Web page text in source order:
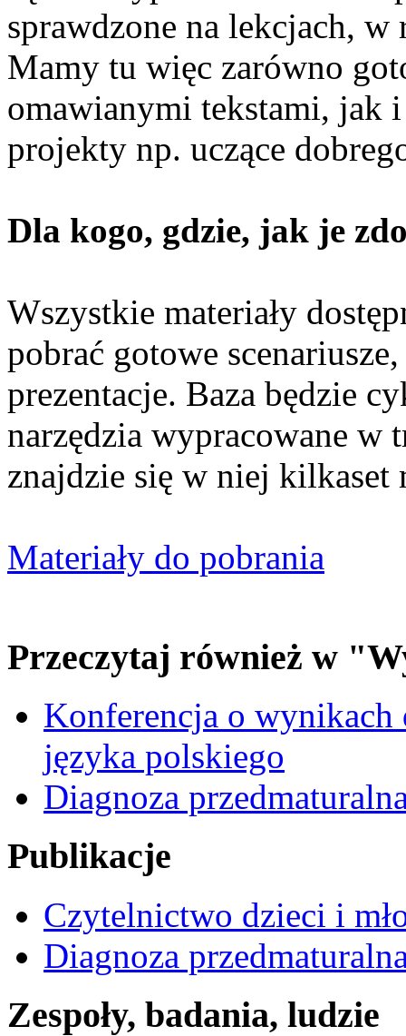
sprawdzone na lekcjach, w
Mamy tu więc zarówno
omawianymi tekstami, jak
projekty np. uczące
Dla kogo, gdzie, jak je
Wszystkie materiały
pobrać gotowe
prezentacje. Baza będzie
narzędzia wypracowane w
znajdzie się w niej kilkaset
Materiały do pobrania
Przeczytaj również w
Konferencja o wynikach
języka polskiego
Diagnoza
Publikacje
Czytelnictwo dzieci i
Diagnoza
Zespoły, badania, ludzie